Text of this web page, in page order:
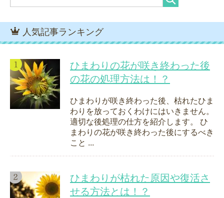
人気記事ランキング
ひまわりの花が咲き終わった後
の花の処理方法は！？
ひまわりが咲き終わった後、枯れたひま
わりを放っておくわけにはいきません。
適切な後処理の仕方を紹介します。 ひ
まわりの花が咲き終わった後にするべき
こと ...
ひまわりが枯れた原因や復活さ
せる方法とは！？